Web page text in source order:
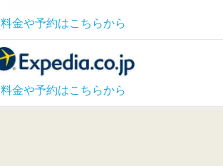
料金や予約はこちらから
料金や予約はこちらから